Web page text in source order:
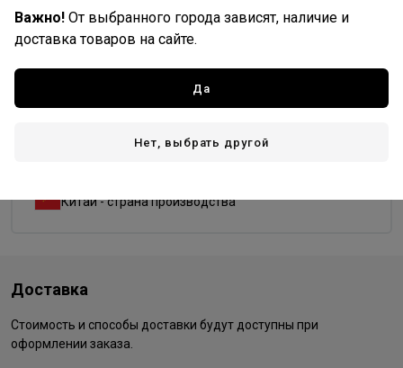
Форма
изогнутая
круг овал
Китай - страна производства
Доставка
Стоимость и способы доставки будут доступны при
оформлении заказа.
Важно! От выбранного города зависят, наличие и
доставка товаров на сайте.
Да
Нет, выбрать другой